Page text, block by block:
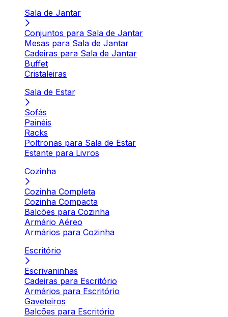
Sala de Jantar
Conjuntos para Sala de Jantar
Mesas para Sala de Jantar
Cadeiras para Sala de Jantar
Buffet
Cristaleiras
Sala de Estar
Sofás
Painéis
Racks
Poltronas para Sala de Estar
Estante para Livros
Cozinha
Cozinha Completa
Cozinha Compacta
Balcões para Cozinha
Armário Aéreo
Armários para Cozinha
Escritório
Escrivaninhas
Cadeiras para Escritório
Armários para Escritório
Gaveteiros
Balcões para Escritório